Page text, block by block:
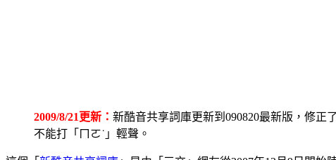
2009/8/21更新： 新酷音共享詞庫更新到090820最新版，修正
不能打「ㄇㄛ˙」輕聲。